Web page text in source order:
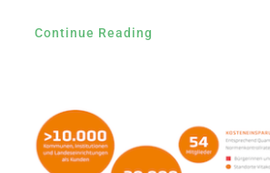
Continue Reading